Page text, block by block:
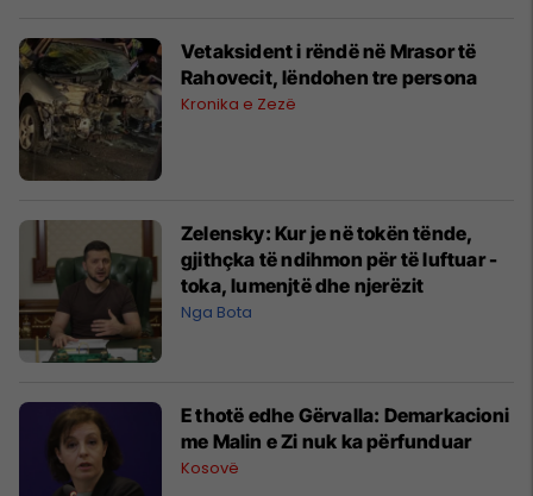
Vetaksident i rëndë në Mrasor të
Rahovecit, lëndohen tre persona
Kronika e Zezë
Zelensky: Kur je në tokën tënde,
gjithçka të ndihmon për të luftuar -
toka, lumenjtë dhe njerëzit
Nga Bota
E thotë edhe Gërvalla: Demarkacioni
me Malin e Zi nuk ka përfunduar
Kosovë